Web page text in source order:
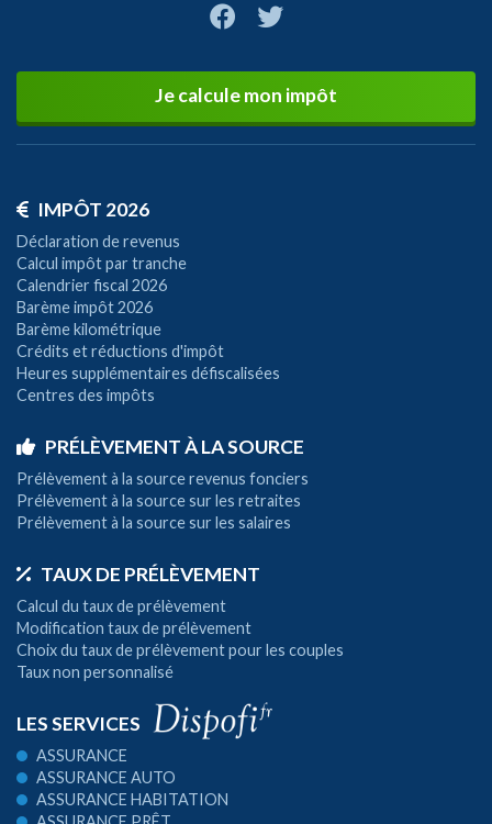
Je calcule mon impôt
IMPÔT 2026
Déclaration de revenus
Calcul impôt par tranche
Calendrier fiscal 2026
Barème impôt 2026
Barème kilométrique
Crédits et réductions d'impôt
Heures supplémentaires défiscalisées
Centres des impôts
PRÉLÈVEMENT À LA SOURCE
Prélèvement à la source revenus fonciers
Prélèvement à la source sur les retraites
Prélèvement à la source sur les salaires
TAUX DE PRÉLÈVEMENT
Calcul du taux de prélèvement
Modification taux de prélèvement
Choix du taux de prélèvement pour les couples
Taux non personnalisé
LES SERVICES
ASSURANCE
ASSURANCE AUTO
ASSURANCE HABITATION